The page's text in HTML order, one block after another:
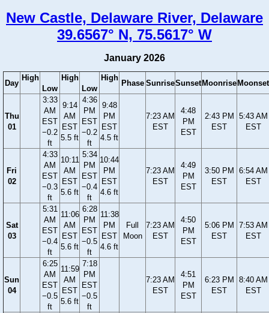
New Castle, Delaware River, Delaware
39.6567° N, 75.5617° W
January 2026
Day
High
Low
High
Low
High
Phase SunriseSunset Moonrise Moonset
Thu
01
3:33
AM
EST
−0.2
ft
9:14
AM
EST
5.5 ft
4:36
PM
EST
−0.2
ft
9:48
PM
EST
4.5 ft
7:23 AM
EST
4:48
PM
EST
2:43 PM
EST
5:43 AM
EST
Fri
02
4:33
AM
EST
−0.3
ft
10:11
AM
EST
5.6 ft
5:34
PM
EST
−0.4
ft
10:44
PM
EST
4.6 ft
7:23 AM
EST
4:49
PM
EST
3:50 PM
EST
6:54 AM
EST
Sat
03
5:31
AM
EST
−0.4
ft
11:06
AM
EST
5.6 ft
6:28
PM
EST
−0.5
ft
11:38
PM
EST
4.6 ft
Full
Moon
7:23 AM
EST
4:50
PM
EST
5:06 PM
EST
7:53 AM
EST
Sun
04
6:25
AM
EST
−0.5
ft
11:59
AM
EST
5.6 ft
7:18
PM
EST
−0.5
ft
7:23 AM
EST
4:51
PM
EST
6:23 PM
EST
8:40 AM
EST